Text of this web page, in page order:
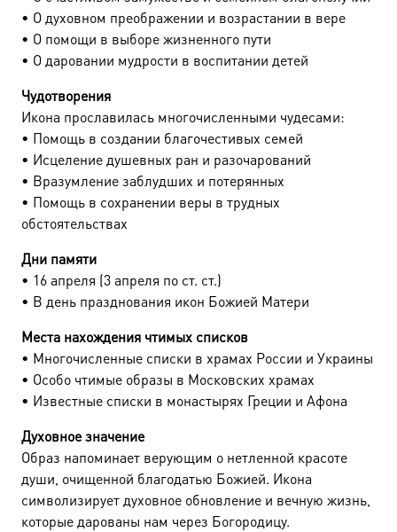
• О духовном преображении и возрастании в вере
• О помощи в выборе жизненного пути
• О даровании мудрости в воспитании детей
Чудотворения
Икона прославилась многочисленными чудесами:
• Помощь в создании благочестивых семей
• Исцеление душевных ран и разочарований
• Вразумление заблудших и потерянных
• Помощь в сохранении веры в трудных
обстоятельствах
Дни памяти
• 16 апреля (3 апреля по ст. ст.)
• В день празднования икон Божией Матери
Места нахождения чтимых списков
• Многочисленные списки в храмах России и Украины
• Особо чтимые образы в Московских храмах
• Известные списки в монастырях Греции и Афона
Духовное значение
Образ напоминает верующим о нетленной красоте
души, очищенной благодатью Божией. Икона
символизирует духовное обновление и вечную жизнь,
которые дарованы нам через Богородицу.